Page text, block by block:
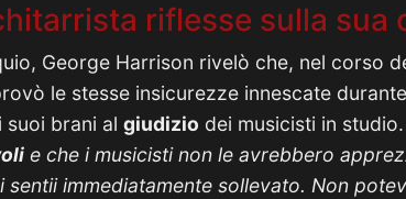
riflesse sulla sua
George Harrison rivelò che, nel corso
le stesse insicurezze innescate
brani al giudizio dei musicisti in studio.
e che i musicisti non le avrebbero
sentii immediatamente sollevato. Non